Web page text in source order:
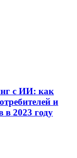
с ИИ: как
и
в 2023 году